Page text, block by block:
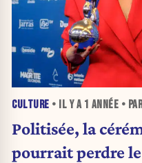
CULTURE • IL Y A 1 ANNÉE •
Politisée, la
pourrait perdre